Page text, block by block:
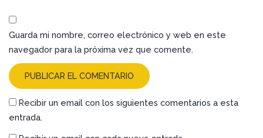
Guarda mi nombre, correo electrónico y web en este
navegador para la próxima vez que comente.
Recibir un email con los siguientes comentarios a esta
entrada.